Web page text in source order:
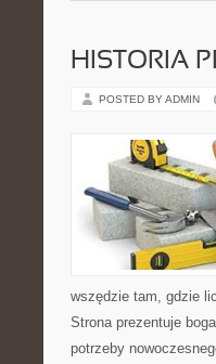
HISTORIA
POSTED BY ADMIN
wszędzie tam, gdzie
Strona prezentuje
potrzeby